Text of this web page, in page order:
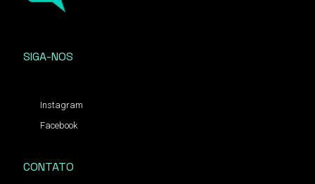
SIGA-NOS
Instagram
Facebook
CONTATO